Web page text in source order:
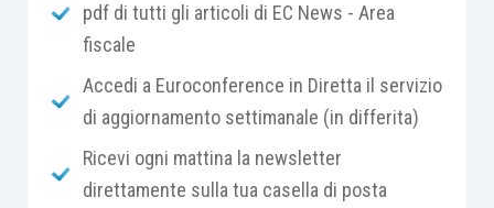
Natura del diritto di controllo
Con il D.Lgs. n. 6/2003, emanato nell’ambito della
riforma organica della disciplina delle società di
capitali e società cooperative, è stata introdotta
una sorta di “privatizzazione” del controllo
[1]
pdf di tutti gli articoli di EC News - Area
fiscale
Accedi a Euroconference in Diretta il servizio
di aggiornamento settimanale (in differita)
Ricevi ogni mattina la newsletter
direttamente sulla tua casella di posta